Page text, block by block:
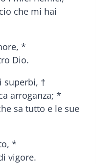
che mi hai
*
Dio.
superbi, †
arroganza; *
sa tutto e le sue
*
vigore.